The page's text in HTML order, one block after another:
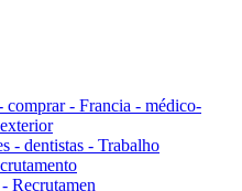
comprar - Francia - médico-
- dentistas - Trabalho
Recrutamen